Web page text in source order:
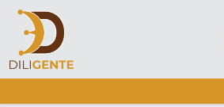
Skip
content